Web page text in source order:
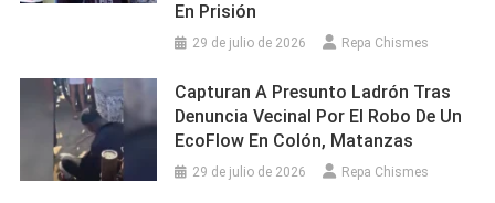
En Prisión
29 de julio de 2026 Repa Chismes
Capturan A Presunto Ladrón Tras
Denuncia Vecinal Por El Robo De Un
EcoFlow En Colón, Matanzas
29 de julio de 2026 Repa Chismes